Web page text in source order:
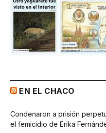
EN EL CHACO
Condenaron a prisión
el femicidio de Erika